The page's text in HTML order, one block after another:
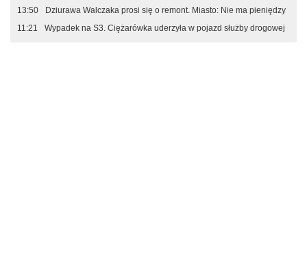
13:50
Dziurawa Walczaka prosi się o remont. Miasto: Nie ma pieniędzy
11:21
Wypadek na S3. Ciężarówka uderzyła w pojazd służby drogowej